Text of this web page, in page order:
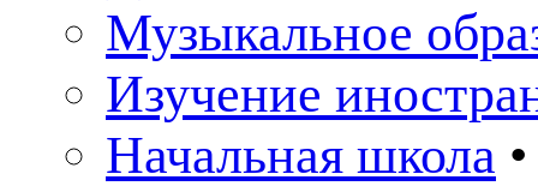
Музыкальное
Изучение
Начальная школа •